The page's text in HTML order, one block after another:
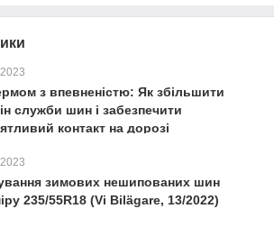
з впевненістю: Як збільшити
служби шин і забезпечити
контакт на дорозі
зимових нешипованих шин
235/55R18 (Vi Bilägare, 13/2022)